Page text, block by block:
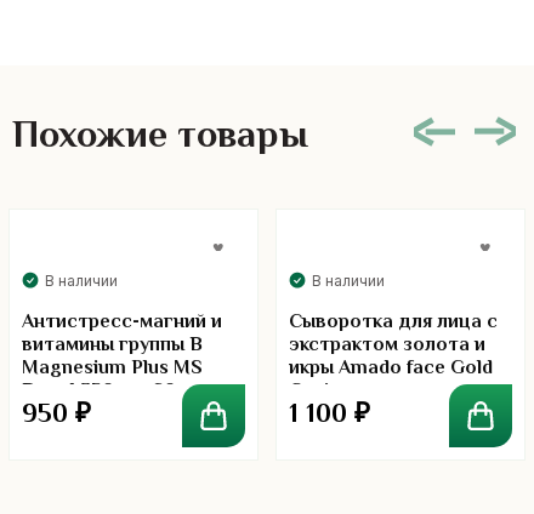
Похожие товары
В наличии
Антистресс-магний и
витамины группы В
Magnesium Plus MS
Brand 350 мг. 60 капсул
950 ₽
В наличии
Сыворотка для лица с
экстрактом золота и
икры Amado face Gold
Gaviar
1 100 ₽